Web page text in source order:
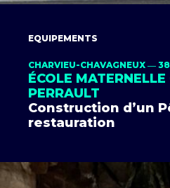
EQUIPEMENTS
CHARVIEU-CHAVAGNEUX ―
ÉCOLE MATERNELLE
PERRAULT
Construction d’un
restauration